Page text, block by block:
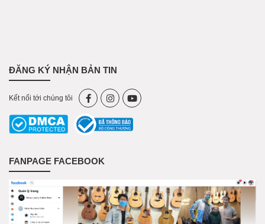
ĐĂNG KÝ NHẬN BẢN TIN
Kết nối tới chúng tôi
FANPAGE FACEBOOK